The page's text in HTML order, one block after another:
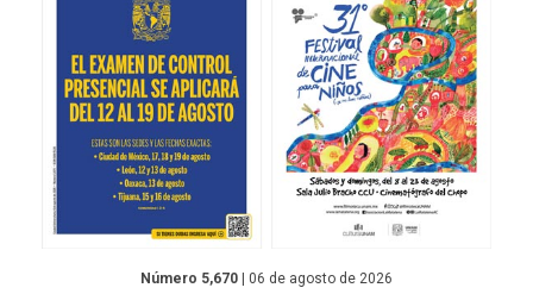
Número 5,670 | 06 de agosto de 2026